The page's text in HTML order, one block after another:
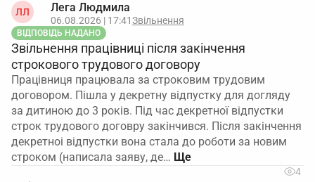
ЛЛ Лега Людмила
06.08.2026 | 17:41Звільнення
ВІДПОВІДЬ НАДАНО
Звільнення працівниці після закінчення
строкового трудового договору
Працівниця працювала за строковим трудовим
договором. Пішла у декретну відпустку для догляду
за дитиною до 3 років. Під час декретної відпустки
строк трудового договру закінчився. Після закінчення
декретноі відпустки вона стала до роботи за новим
строком (написала заяву, де…
4